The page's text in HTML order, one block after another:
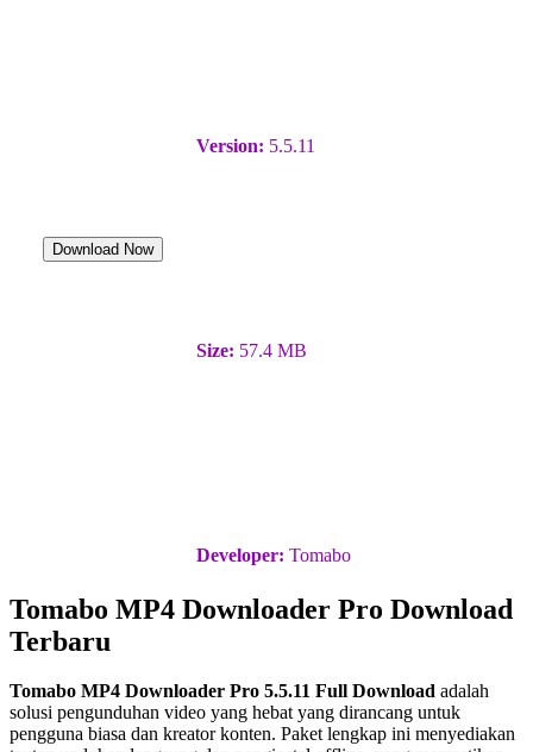
Download Now
Version: 5.5.11
Size: 57.4 MB
Developer: Tomabo
Tomabo MP4 Downloader Pro Download
Terbaru
Tomabo MP4 Downloader Pro 5.5.11 Full Download adalah
solusi pengunduhan video yang hebat yang dirancang untuk
pengguna biasa dan kreator konten. Paket lengkap ini menyediakan